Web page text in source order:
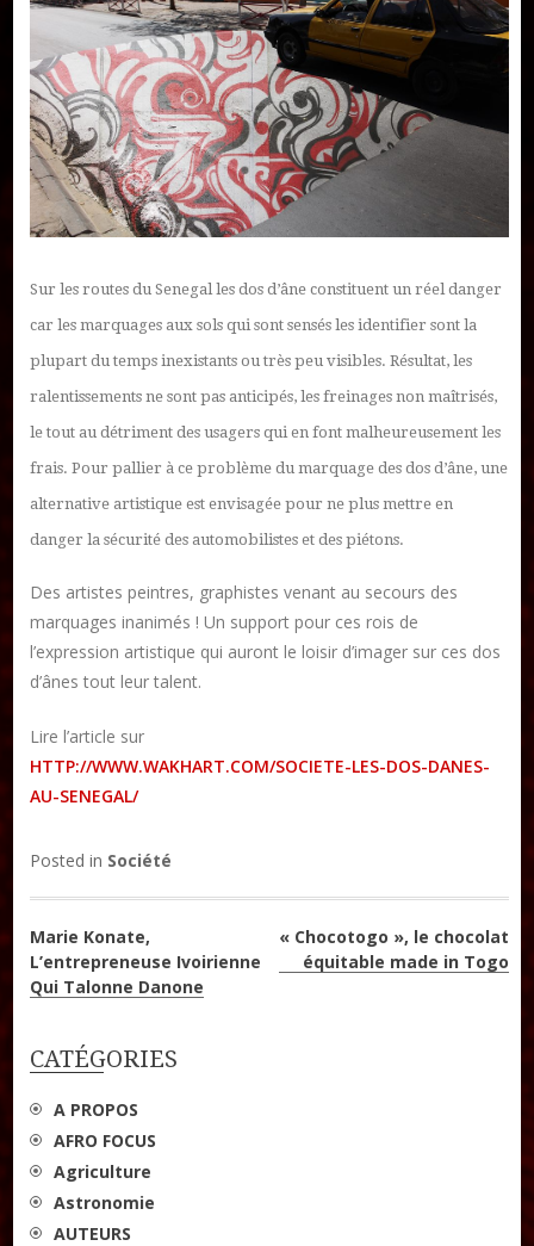
Publier un livre
Charte
Collections
Les ateliers d’écriture littéraire
Mame Hulo
Les ateliers d’écriture littéraire
Formation en Édition Numérique
Sur les routes du Senegal les dos d’âne constituent un réel danger
car les marquages aux sols qui sont sensés les identifiersont la
plupart du temps inexistants ou très peu visibles. Résultat, les
ralentissements ne sont pas anticipés, les freinages non maîtrisés,
le tout au détriment des usagers qui en font malheureusement les
frais. Pour pallier à ce problème du marquage des dos d’âne, une
alternative artistique est envisagée pour ne plus mettre en
danger la sécurité des automobilistes et des piétons.
Des artistes peintres, graphistes venant au secours des
marquages inanimés ! Un support pour ces rois de
l’expression artistique qui auront le loisir d’imager sur ces dos
d’ânes tout leur talent.
Lire l’article sur
HTTP://WWW.WAKHART.COM/SOCIETE-LES-DOS-DANES-
AU-SENEGAL/
Posted in Société
Navigation
de
Marie Konate,
L’entrepreneuse Ivoirienne
Qui Talonne Danone
« Chocotogo », le chocolat
équitable made in Togo
CATÉGORIES
A PROPOS
AFRO FOCUS
Agriculture
Astronomie
AUTEURS